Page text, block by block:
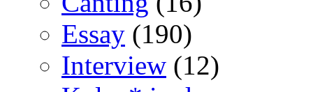
Essay (190)
Interview (12)